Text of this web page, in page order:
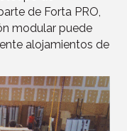
de Forta PRO,
modular puede
alojamientos de